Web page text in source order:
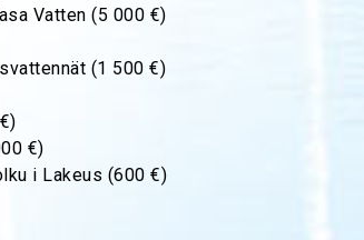
Vatten (5 000 €)
(1 500 €)
€)
i Lakeus (600 €)